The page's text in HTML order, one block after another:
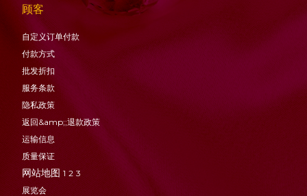
顾客
自定义订单付款
付款方式
批发折扣
服务条款
隐私政策
返回&amp;;退款政策
运输信息
质量保证
网站地图 1 2 3
展览会